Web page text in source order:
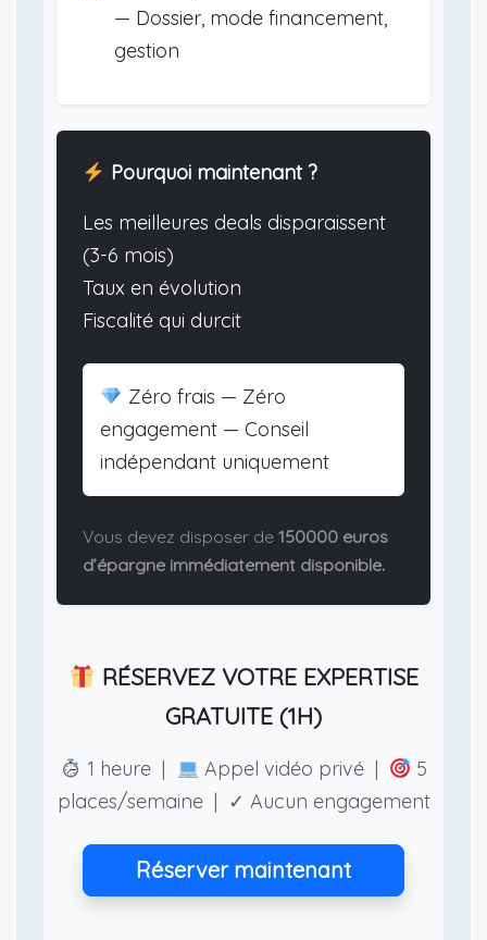
— Dossier, mode financement,
gestion
Pourquoi maintenant ?
Les meilleures deals disparaissent
(3-6 mois)
Taux en évolution
Fiscalité qui durcit
Zéro frais — Zéro
engagement — Conseil
indépendant uniquement
Vous devez disposer de 150000 euros
d’épargne immédiatement disponible.
RÉSERVEZ VOTRE EXPERTISE
GRATUITE (1H)
1 heure | Appel vidéo privé |
5
places/semaine | ✓ Aucun engagement
Réserver maintenant